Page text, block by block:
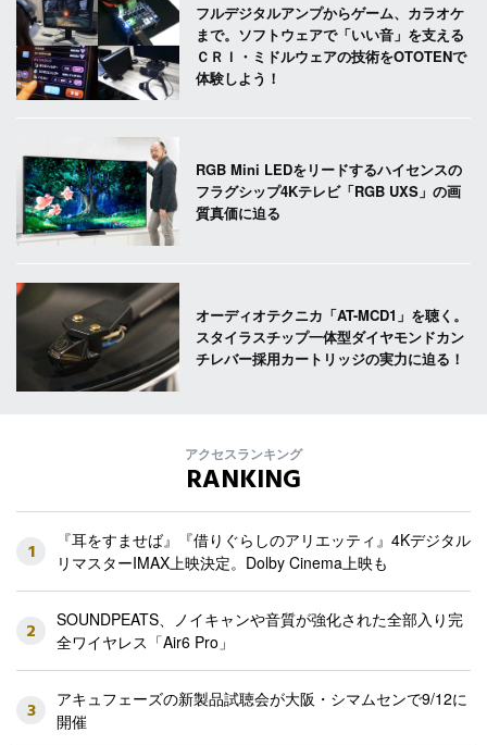
フルデジタルアンプからゲーム、カラオケ
まで。ソフトウェアで「いい音」を支える
ＣＲＩ・ミドルウェアの技術をOTOTENで
体験しよう！
RGB Mini LEDをリードするハイセンスの
フラグシップ4Kテレビ「RGB UXS」の画
質真価に迫る
オーディオテクニカ「AT-MCD1」を聴く。
スタイラスチップ一体型ダイヤモンドカン
チレバー採用カートリッジの実力に迫る！
アクセスランキング
RANKING
1
『耳をすませば』『借りぐらしのアリエッティ』4Kデジタル
リマスターIMAX上映決定。Dolby Cinema上映も
2
SOUNDPEATS、ノイキャンや音質が強化された全部入り完
全ワイヤレス「Air6 Pro」
3
アキュフェーズの新製品試聴会が大阪・シマムセンで9/12に
開催